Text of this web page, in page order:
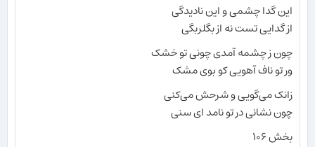
این گدا چشمی و این نادیدگی
از گدایی تست نه از بگلربگی
چون ز چشمه آمدی چونی تو خشک
ور تو ناف آهویی کو بوی مشک
زانک می‌گویی و شرحش می‌کنی
چون نشانی در تو نامد ای سنی
بخش ۱۰۶